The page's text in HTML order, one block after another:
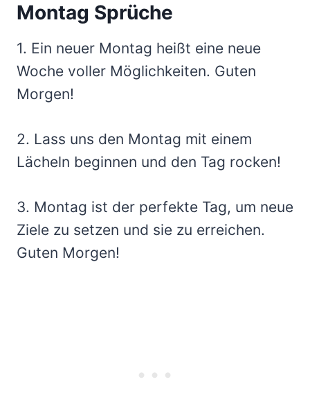
Montag Sprüche
1. Ein neuer Montag heißt eine neue
Woche voller Möglichkeiten. Guten
Morgen!
2. Lass uns den Montag mit einem
Lächeln beginnen und den Tag rocken!
3. Montag ist der perfekte Tag, um neue
Ziele zu setzen und sie zu erreichen.
Guten Morgen!